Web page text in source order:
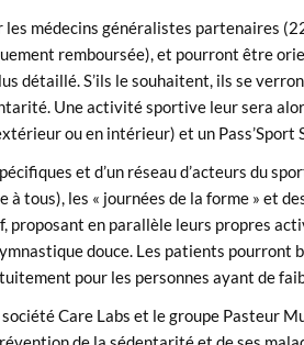
médecins généralistes partenaires
remboursée), et pourront être
détaillé. S’ils le souhaitent, ils se
Une activité sportive leur sera
ou en intérieur) et un Pass’Sport
et d’un réseau d’acteurs du
à tous), les « journées de la forme » et
proposant en parallèle leurs propres
douce. Les patients pourront
pour les personnes ayant de
Care Labs et le groupe Pasteur